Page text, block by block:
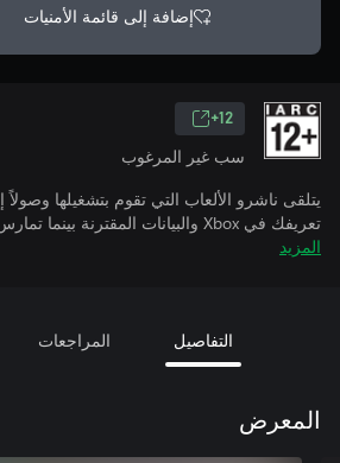
إضافة إلى قائمة الأمنيات
12+
سب غير المرغوب
يتلقى ناشرو الألعاب التي تقوم بتشغيلها
تعريفك في Xbox والبيانات المقترنة بينما تمارس الألعاب.
المزيد
التفاصيل المراجعات
المعرض